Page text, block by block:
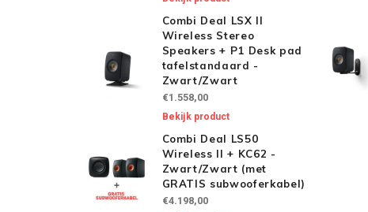
Combi Deal LSX II
Wireless Stereo
Speakers + P1 Desk pad
tafelstandaard -
Zwart/Zwart
€1.558,00
Bekijk product
Combi Deal LS50
Wireless II + KC62 -
Zwart/Zwart (met
GRATIS subwooferkabel)
€4.198,00